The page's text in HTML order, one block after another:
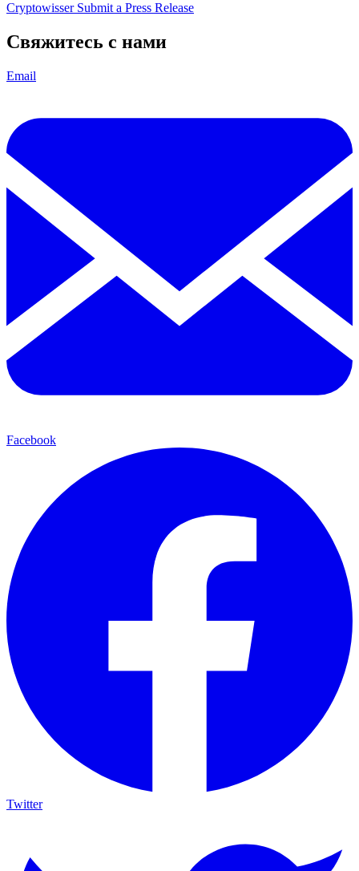
Cryptowisser Submit a Press Release
Свяжитесь с нами
Email
Facebook
Twitter